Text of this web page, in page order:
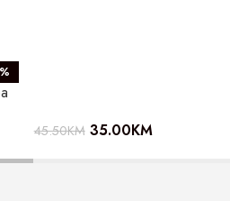
45.50KM 35.00KM